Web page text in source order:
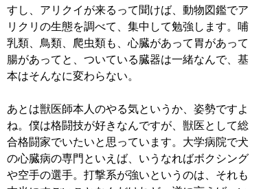
すし、アリクイが来るって聞けば、動物図鑑でア
リクリの生態を調べて、集中して勉強します。哺
乳類、鳥類、爬虫類も、心臓があって胃があって
腸があってと、ついている臓器は一緒なんで、基
本はそんなに変わらない。
あとは獣医師本人のやる気というか、姿勢ですよ
ね。僕は格闘技が好きなんですが、獣医として総
合格闘家でいたいと思っています。大学病院で犬
の心臓病の専門といえば、いうなればボクシング
や空手の選手。打撃系が強いというのは、それも